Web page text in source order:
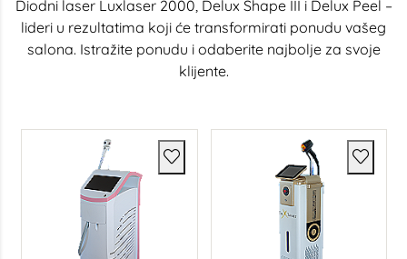
Diodni laser Luxlaser 2000, Delux Shape III i Delux Peel –
lideri u rezultatima koji će transformirati ponudu vašeg
salona. Istražite ponudu i odaberite najbolje za svoje
klijente.